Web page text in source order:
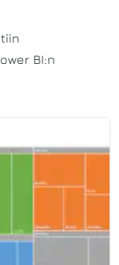
BI:n